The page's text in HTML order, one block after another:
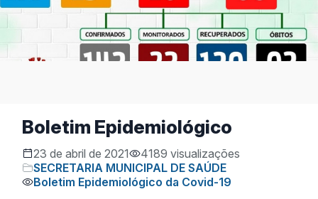
Boletim Epidemiológico
23 de abril de 2021
4189 visualizações
SECRETARIA MUNICIPAL DE SAÚDE
Boletim Epidemiológico da Covid-19